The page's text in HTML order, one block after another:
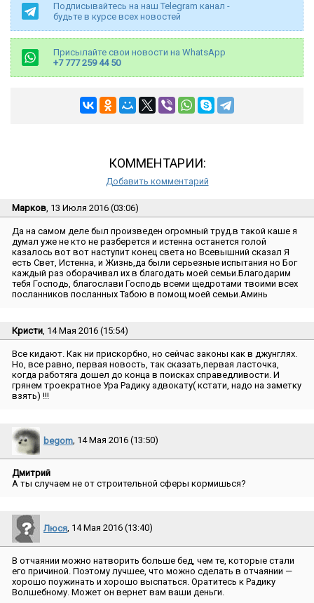
Подписывайтесь на наш Telegram канал -
будьте в курсе всех новостей
Присылайте свои новости на WhatsApp
+7 777 259 44 50
КОММЕНТАРИИ:
Добавить комментарий
Марков, 13 Июля 2016 (03:06)
Да на самом деле был произведен огромный труд.в такой каше я
думал уже не кто не разберется и истенна останется голой
казалось вот вот наступит конец света но Всевышний сказал Я
есть Свет, Истенна, и Жизнь,да были серьезные испытания но Бог
каждый раз оборачивал их в благодать моей семьи.Благодарим
тебя Господь, благослави Господь всеми щедротами твоими всех
посланников посланных Табою в помощ моей семьи.Аминь
Кристи, 14 Мая 2016 (15:54)
Все кидают. Как ни прискорбно, но сейчас законы как в джунглях.
Но, все равно, первая новость, так сказать,первая ласточка,
когда работяга дошел до конца в поисках справедливости. И
грянем троекратное Ура Радику адвокату( кстати, надо на заметку
взять) !!!
begom, 14 Мая 2016 (13:50)
Дмитрий
А ты случаем не от строительной сферы кормишься?
Люся, 14 Мая 2016 (13:40)
В отчаянии можно натворить больше бед, чем те, которые стали
его причиной. Поэтому лучшее, что можно сделать в отчаянии —
хорошо поужинать и хорошо выспаться. Оратитесь к Радику
Волшебному. Может он вернет вам ваши деньги.